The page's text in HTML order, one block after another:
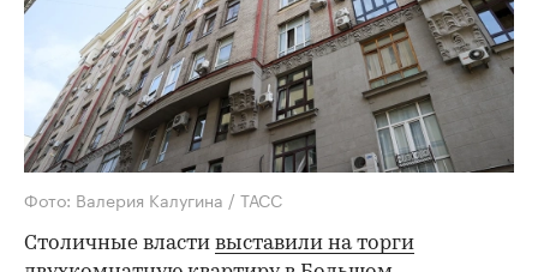
Фото: Валерия Калугина / ТАСС
Столичные власти выставили на торги